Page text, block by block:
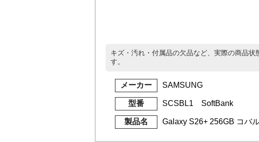
キズ・汚れ・付属品の欠品など、実際の商品
す。
メーカー SAMSUNG
型番 SCSBL1 SoftBank
製品名 Galaxy S26+ 256GB コバ